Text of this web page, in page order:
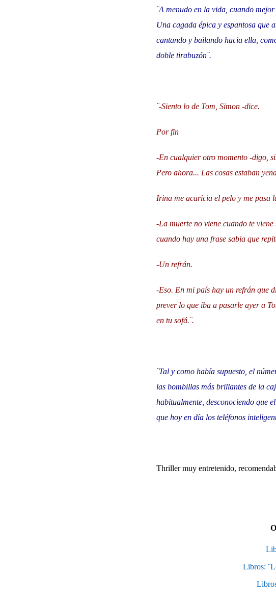
¨A menudo en la vida, cuando
Una cagada épica y espantosa que
cantando y bailando hacia ella,
doble tirabuzón¨.
¨-Siento lo de Tom, Simon -dice.
Por fin
-En cualquier otro momento -digo,
Pero ahora... Las cosas estaban
Irina me acaricia el pelo y me pasa
-La muerte no viene cuando te
cuando hay una frase sabia que
-Un refrán.
-Eso. En mi país hay un refrán que
prever lo que iba a pasarle ayer a
en tu sofá.¨.
¨Tal y como había supuesto, el
las bombillas más brillantes de la
habitualmente, desconociendo que
que hoy en día los teléfonos
Thriller muy entretenido,
Libros: